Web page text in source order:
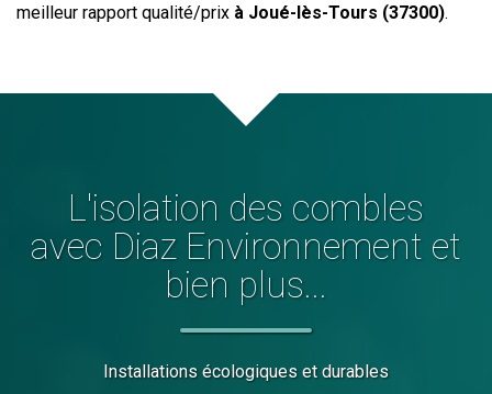
meilleur rapport qualité/prix à Joué-lès-Tours (37300).
L'isolation des combles
avec Diaz Environnement et
bien plus...
Installations écologiques et durables